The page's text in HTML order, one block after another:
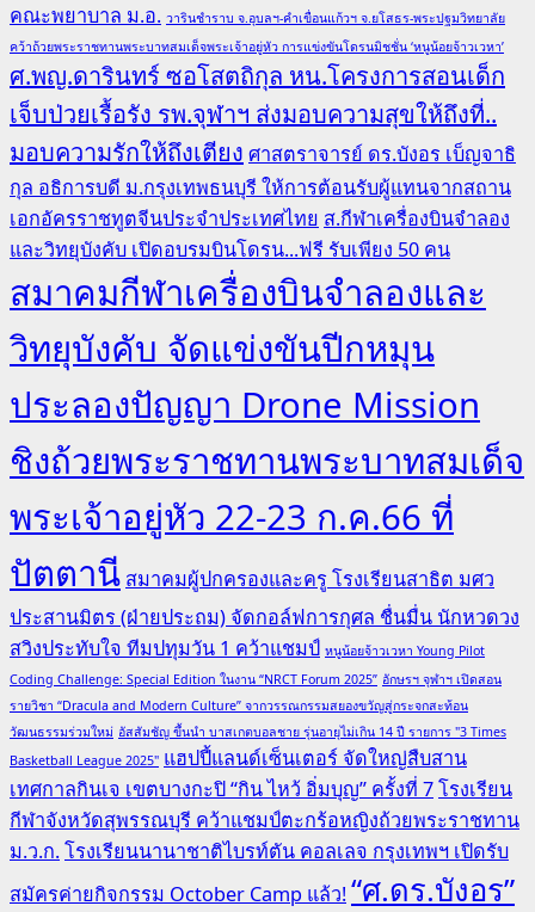
คณะพยาบาล ม.อ. วารินชำราบ จ.อุบลฯ-คำเขื่อนแก้วฯ จ.ยโสธร-พระปฐมวิทยาลัย
คว้าถ้วยพระราชทานพระบาทสมเด็จพระเจ้าอยู่หัว การแข่งขันโดรนมิชชั่น ‘หนูน้อยจ้าวเวหา’
ศ.พญ.ดารินทร์ ซอโสตถิกุล หน.โครงการสอนเด็ก
เจ็บป่วยเรื้อรัง รพ.จุฬาฯ ส่งมอบความสุขให้ถึงที่..
มอบความรักให้ถึงเตียง ศาสตราจารย์ ดร.บังอร เบ็ญจาธิ
กุล อธิการบดี ม.กรุงเทพธนบุรี ให้การต้อนรับผู้แทนจากสถาน
เอกอัครราชทูตจีนประจำประเทศไทย ส.กีฬาเครื่องบินจำลอง
และวิทยุบังคับ เปิดอบรมบินโดรน...ฟรี รับเพียง 50 คน
สมาคมกีฬาเครื่องบินจำลองและ
วิทยุบังคับ จัดแข่งขันปีกหมุน
ประลองปัญญา Drone Mission
ชิงถ้วยพระราชทานพระบาทสมเด็จ
พระเจ้าอยู่หัว 22-23 ก.ค.66 ที่
ปัตตานี สมาคมผู้ปกครองและครู โรงเรียนสาธิต มศว
ประสานมิตร (ฝ่ายประถม) จัดกอล์ฟการกุศล ชื่นมื่น นักหวดวง
สวิงประทับใจ ทีมปทุมวัน 1 คว้าแชมป์ หนูน้อยจ้าวเวหา Young Pilot
Coding Challenge: Special Edition ในงาน “NRCT Forum 2025” อักษรฯ จุฬาฯ เปิดสอน
รายวิชา “Dracula and Modern Culture” จากวรรณกรรมสยองขวัญสู่กระจกสะท้อน
วัฒนธรรมร่วมใหม่ อัสสัมชัญ ขึ้นนำ บาสเกตบอลชาย รุ่นอายุไม่เกิน 14 ปี รายการ "3 Times
Basketball League 2025" แฮปปี้แลนด์เซ็นเตอร์ จัดใหญ่สืบสาน
เทศกาลกินเจ เขตบางกะปิ “กิน ไหว้ อิ่มบุญ” ครั้งที่ 7โรงเรียน
กีฬาจังหวัดสุพรรณบุรี คว้าแชมป์ตะกร้อหญิงถ้วยพระราชทาน
ม.ว.ก.โรงเรียนนานาชาติไบรท์ตัน คอลเลจ กรุงเทพฯ เปิดรับ
สมัครค่ายกิจกรรม October Camp แล้ว!“ศ.ดร.บังอร”